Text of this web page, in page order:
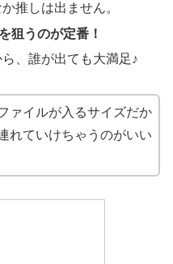
推しは出ません。
狙うのが定番！
、誰が出ても大満足♪
ァイルが入るサイズだか
れていけちゃうのがいい